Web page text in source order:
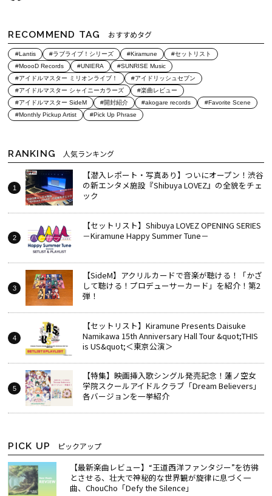
RECOMMEND TAG おすすめタグ
#Lantis #ラブライブ！シリーズ #Kiramune
#セットリスト
#MoooD Records
#UNIERA
#SUNRISE Music
#アイドルマスター ミリオンライブ！
#アイドリッシュセブン
#アイドルマスター シャイニーカラーズ
#楽曲レビュー
#アイドルマスター SideM
#開封紹介 #akogare records
#Favorite Scene
#Monthly Pickup Artist
#Pick Up Phrase
RANKING 人気ランキング
【潜入レポート・写真あり】ついにオープン！渋谷
の新エンタメ施設『Shibuya LOVEZ』の全貌をチェ
ック
【セットリスト】Shibuya LOVEZ OPENING SERIES
－Kiramune Happy Summer Tune－
【SideM】アクリルカードで音楽が聴ける！「かざ
して聴ける！プロデューサーカード」を紹介！第2
弾！
【セットリスト】Kiramune Presents Daisuke
Namikawa 15th Anniversary Hall Tour &quot;THIS
is US&quot;＜東京公演＞
【特集】映画挿入歌シングル発売記念！蓮ノ空女
学院スクールアイドルクラブ「Dream Believers」
各バージョンを一挙紹介
PICK UP ピックアップ
【最新楽曲レビュー】“王道西洋ファンタジー”を彷彿
とさせる、壮大で神秘的な世界観が旋律に息づく一
曲、ChouCho「Defy the Silence」